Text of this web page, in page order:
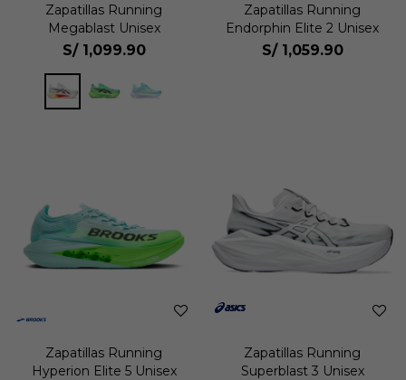
Zapatillas Running
Megablast Unisex
S/ 1,099.90
Zapatillas Running
Endorphin Elite 2 Unisex
S/ 1,059.90
Zapatillas Running
Hyperion Elite 5 Unisex
Zapatillas Running
Superblast 3 Unisex